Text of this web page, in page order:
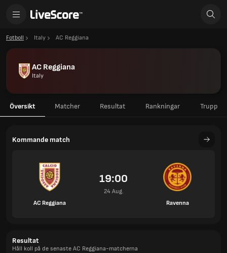
Fotboll Italy AC Reggiana
AC Reggiana
Italy
Översikt Matcher Resultat Rankningar Trupp
Kommande match
AC Reggiana
19:00
24 Aug.
Ravenna
Resultat
Håll koll på de senaste AC Reggiana-matcherna